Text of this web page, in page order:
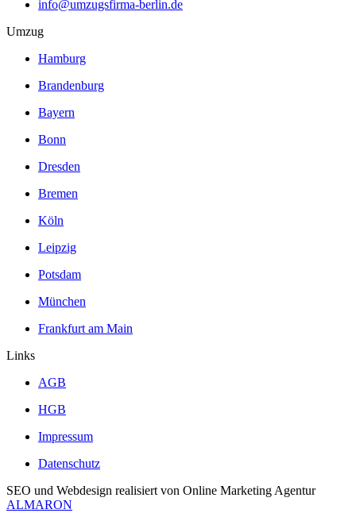
info@umzugsfirma-berlin.de
Umzug
Hamburg
Brandenburg
Bayern
Bonn
Dresden
Bremen
Köln
Leipzig
Potsdam
München
Frankfurt am Main
Links
AGB
HGB
Impressum
Datenschutz
SEO und Webdesign realisiert von Online Marketing Agentur
ALMARON